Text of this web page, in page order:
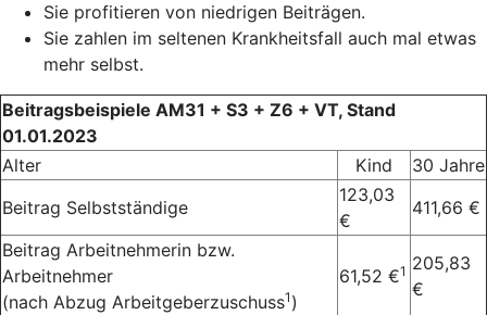
Sie profitieren von niedrigen Beiträgen.
Sie zahlen im seltenen Krankheitsfall auch mal etwas
mehr selbst.
Beitragsbeispiele AM31 + S3 + Z6 + VT, Stand
01.01.2023
Alter
Kind
30 Jahre
Beitrag Selbstständige
123,03
€
411,66 €
Beitrag Arbeitnehmerin bzw.
Arbeitnehmer
(nach Abzug Arbeitgeberzuschuss1 )
61,52 €1 205,83
€